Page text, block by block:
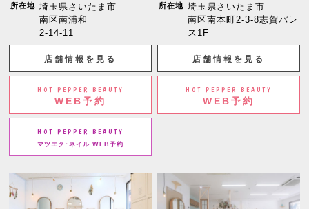
所在地 埼玉県さいたま市
南区南浦和
2-14-11
店舗情報を見る
HOT PEPPER BEAUTY
WEB予約
HOT PEPPER BEAUTY
マツエク･ネイル WEB予約
所在地 埼玉県さいたま市
南区南本町2-3-8志賀パレ
ス1F
店舗情報を見る
HOT PEPPER BEAUTY
WEB予約